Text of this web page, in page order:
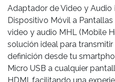
Adaptador de Video y
Dispositivo Móvil a
video y audio MHL (Mobile
solución ideal para
definición desde tu
Micro USB a cualquier